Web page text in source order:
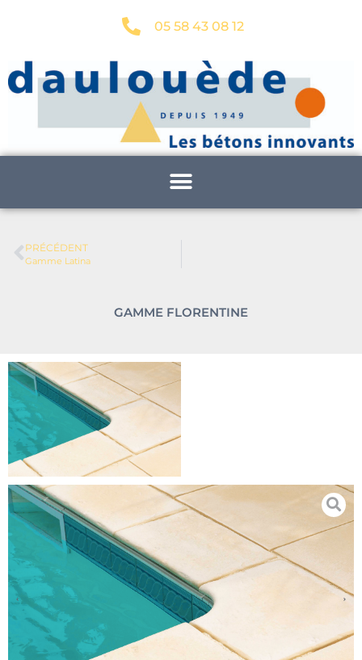
05 58 43 08 12
PRÉCÉDENT
Gamme Latina
GAMME FLORENTINE